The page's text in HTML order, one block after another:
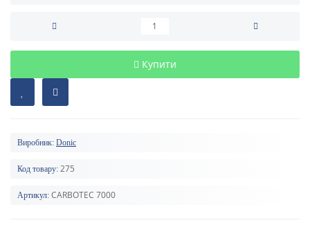
Купити
Виробник: Donic
Код товару: 275
Артикул: CARBOTEC 7000